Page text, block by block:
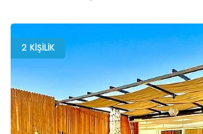
2 KIŞILIK